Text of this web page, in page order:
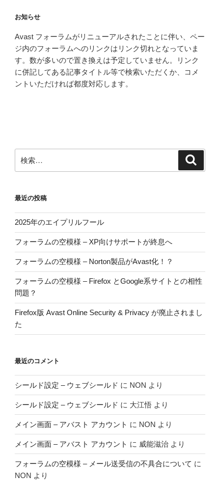
ル
編”
の
セ
ラ
お知らせ
Avast フォーラムがリニューアルされたことに伴い、ペー
ジ内のフォーラムへのリンクはリンク切れとなっていま
す。数が多いので置き換えは予定していません。リンク
に併記してある記事タイトル等で検索いただくか、コメ
ントいただければ都度対応します。
索:
最近の投稿
2025年のエイプリルフール
フォーラムの空模様 – XP向けサポートが終息へ
フォーラムの空模様 – Norton製品がAvast化！？
フォーラムの空模様 – Firefox とGoogle系サイトとの相性
問題？
Firefox版 Avast Online Security & Privacy が廃止されまし
た
最近のコメント
シールド設定 – ウェブシールド に NON より
シールド設定 – ウェブシールド に 大江悟 より
メイン画面 – アバスト アカウント に NON より
メイン画面 – アバスト アカウント に 威能滋治 より
フォーラムの空模様 – メール送受信の不具合について に
NON より